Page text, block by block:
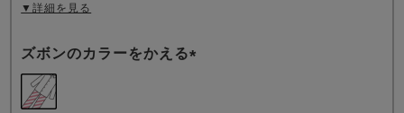
▼詳細を見る
ズボンのカラーをかえる